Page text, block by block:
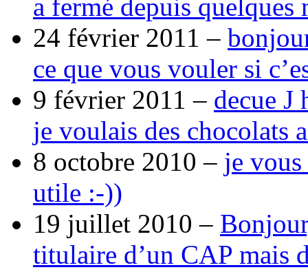
a fermé depuis
24 février 2011 –
ce que vous vouler si
9 février 2011 – decue J
je voulais des chocolats
8 octobre 2010 – je
utile :-))
19 juillet 2010 –
titulaire d’un CAP mais